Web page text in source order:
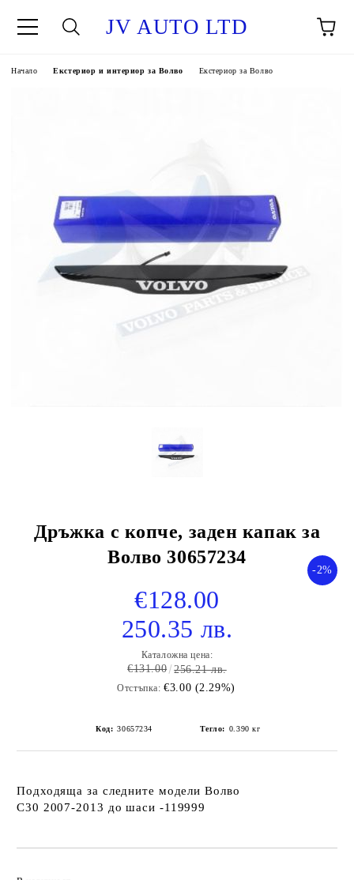
JV AUTO LTD
Начало Екстериор и интериор за Волво Екстериор за Волво
Дръжка с копче, заден капак за
Волво 30657234
-2%
€128.00
250.35 лв.
Каталожна цена:
€131.00 256.21 лв.
Отстъпка: €3.00 (2.29%)
Код: 30657234 Тегло: 0.390 кг
Подходяща за следните модели Волво
C30 2007-2013 до шаси -119999